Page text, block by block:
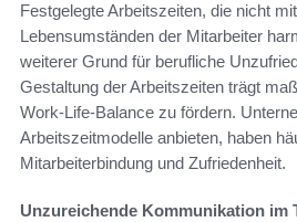
Festgelegte Arbeitszeiten, die nicht
Lebensumständen der Mitarbeiter
weiterer Grund für berufliche
Gestaltung der Arbeitszeiten trägt
Work-Life-Balance zu fördern.
Arbeitszeitmodelle anbieten, haben
Mitarbeiterbindung und Zufriedenheit.
Unzureichende Kommunikation im